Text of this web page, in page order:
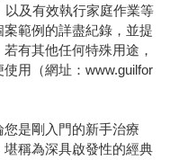
及有效執行家庭作業等
範例的詳盡紀錄，並提
有其他任何特殊用途，
用（網址：www.guilfor
是剛入門的新手治療
稱為深具啟發性的經典